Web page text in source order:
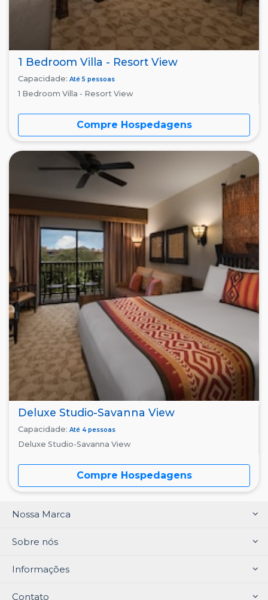
1 Bedroom Villa - Resort View
Capacidade: Até 5 pessoas
1 Bedroom Villa - Resort View
Compre Hospedagens
Deluxe Studio-Savanna View
Capacidade: Até 4 pessoas
Deluxe Studio-Savanna View
Compre Hospedagens
Nossa Marca
Sobre nós
Informações
Contato